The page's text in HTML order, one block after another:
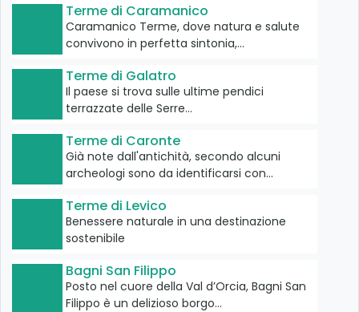
Terme di Caramanico
Caramanico Terme, dove natura e salute
convivono in perfetta sintonia,…
Terme di Galatro
Il paese si trova sulle ultime pendici
terrazzate delle Serre…
Terme di Caronte
Già note dall'antichità, secondo alcuni
archeologi sono da identificarsi con…
Terme di Levico
Benessere naturale in una destinazione
sostenibile
Bagni San Filippo
Posto nel cuore della Val d’Orcia, Bagni San
Filippo è un delizioso borgo…